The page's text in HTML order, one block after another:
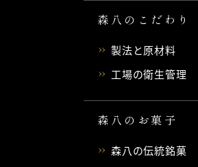
森八のこだわり
製法と原材料
工場の衛生管理
森八のお菓子
森八の伝統銘菓